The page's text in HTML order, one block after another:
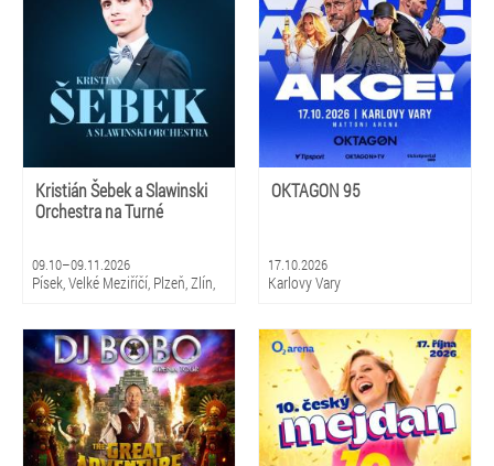
Boleslav, Liberec
Kristián Šebek a Slawinski
Orchestra na Turné
09.10–09.11.2026
Písek, Velké Meziříčí, Plzeň, Zlín,
OKTAGON 95
17.10.2026
Karlovy Vary